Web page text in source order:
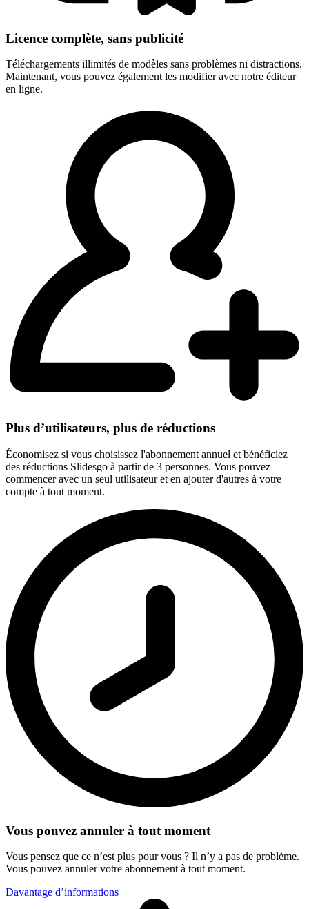
Licence complète, sans publicité
Téléchargements illimités de modèles sans problèmes ni distractions.
Maintenant, vous pouvez également les modifier avec notre éditeur
en ligne.
Plus d’utilisateurs, plus de réductions
Économisez si vous choisissez l'abonnement annuel et bénéficiez
des réductions Slidesgo à partir de 3 personnes. Vous pouvez
commencer avec un seul utilisateur et en ajouter d'autres à votre
compte à tout moment.
Vous pouvez annuler à tout moment
Vous pensez que ce n’est plus pour vous ? Il n’y a pas de problème.
Vous pouvez annuler votre abonnement à tout moment.
Davantage d’informations